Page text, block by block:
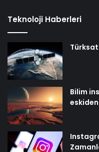
Teknoloji Haberleri
Türksat
Bilim
eskiden